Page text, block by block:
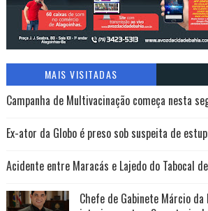
MAIS VISITADAS
Campanha de Multivacinação começa nesta
Ex-ator da Globo é preso sob suspeita de
Acidente entre Maracás e Lajedo do Tabocal
Chefe de Gabinete Márcio da